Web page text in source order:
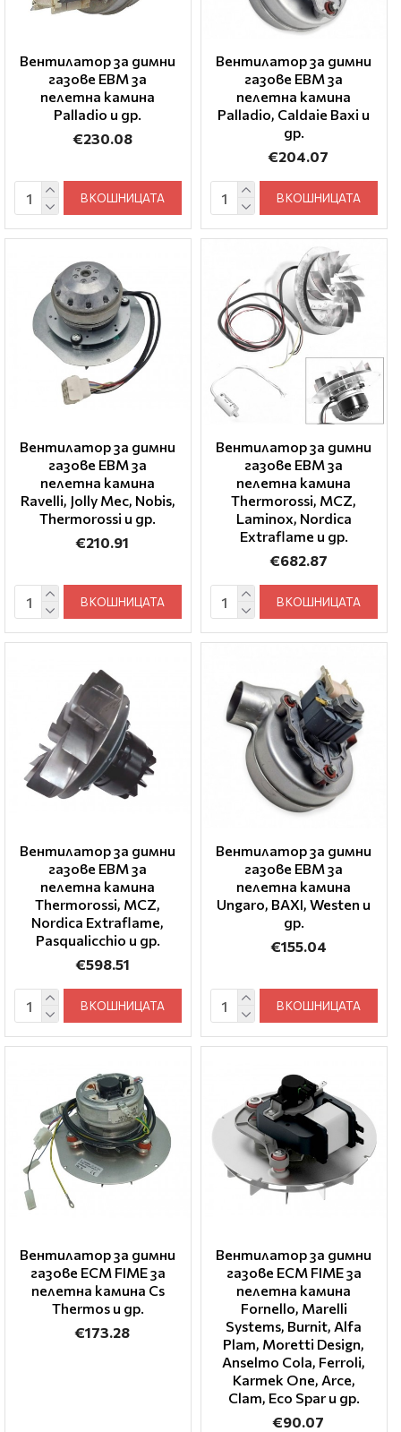
Вентилатор за димни
газове EBM за
пелетна камина
Palladio и др.
€230.08
В КОШНИЦАТА
Вентилатор за димни
газове EBM за
пелетна камина
Palladio, Caldaie Baxi и
др.
€204.07
В КОШНИЦАТА
Вентилатор за димни
газове EBM за
пелетна камина
Ravelli, Jolly Mec, Nobis,
Thermorossi и др.
€210.91
В КОШНИЦАТА
Вентилатор за димни
газове EBM за
пелетна камина
Thermorossi, MCZ,
Laminox, Nordica
Extraflame и др.
€682.87
В КОШНИЦАТА
Вентилатор за димни
газове EBM за
пелетна камина
Thermorossi, MCZ,
Nordica Extraflame,
Pasqualicchio и др.
€598.51
В КОШНИЦАТА
Вентилатор за димни
газове EBM за
пелетна камина
Ungaro, BAXI, Westen и
др.
€155.04
В КОШНИЦАТА
Вентилатор за димни
газове ECM FIME за
пелетна камина Cs
Thermos и др.
€173.28
Вентилатор за димни
газове ECM FIME за
пелетна камина
Fornello, Marelli
Systems, Burnit, Alfa
Plam, Moretti Design,
Anselmo Cola, Ferroli,
Karmek One, Arce,
Clam, Eco Spar и др.
€90.07